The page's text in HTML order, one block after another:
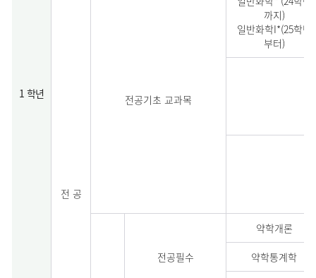
1 학년
전 공
전공기초 교과목
까지)
일반화학I*(25학번
부터)
전공필수
약학개론
약학통계학